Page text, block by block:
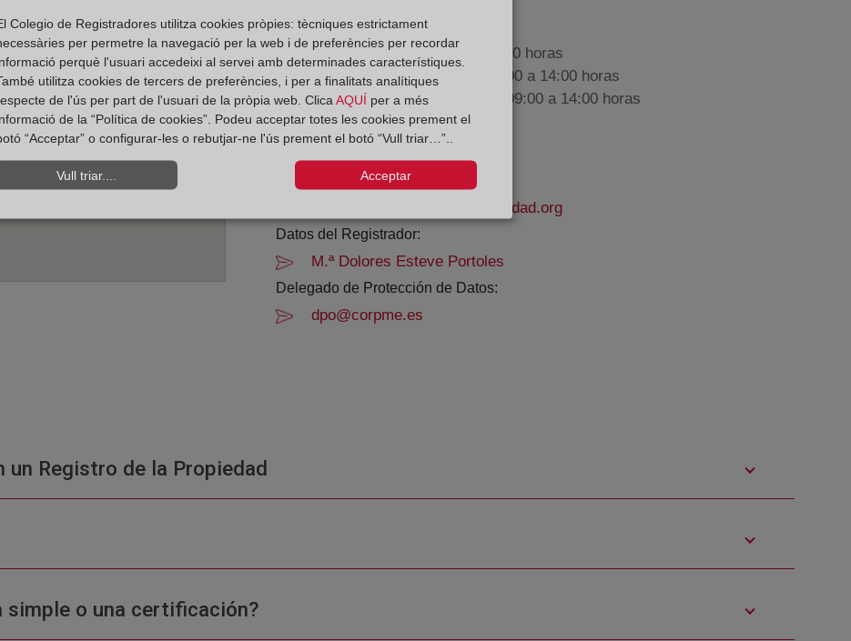
Horario:
De lunes a viernes de 09:00 a 17:00 horas
Agosto: De lunes a viernes de 09:00 a 14:00 horas
Los días 24 y 31 de diciembre de 09:00 a 14:00 horas
Datos de contacto:
91 177 48 21
madrid21@registrodelapropiedad.org
Datos del Registrador:
M.ª Dolores Esteve Portoles
Delegado de Protección de Datos:
dpo@corpme.es
Registro de la Propiedad
simple o una certificación?
Colegio de Registradores utilitza cookies pròpies: tècniques estrictament
per permetre la navegació per la web i de preferències per recordar
perquè l'usuari accedeixi al servei amb determinades característiques.
utilitza cookies de tercers de preferències, i per a finalitats analítiques
de l'ús per part de l'usuari de la pròpia web. Clica AQUÍ per a més
de la “Política de cookies”. Podeu acceptar totes les cookies prement el
“Acceptar” o configurar-les o rebutjar-ne l'ús prement el botó “Vull triar…”..
Vull triar.... Acceptar